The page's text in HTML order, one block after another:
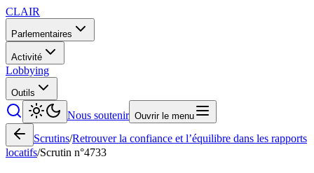
CLAIR
Parlementaires
Activité
Lobbying
Outils
Nous soutenir Ouvrir le menu
Scrutins/Retrouver la confiance et l’équilibre dans les rapports
locatifs/Scrutin n°4733